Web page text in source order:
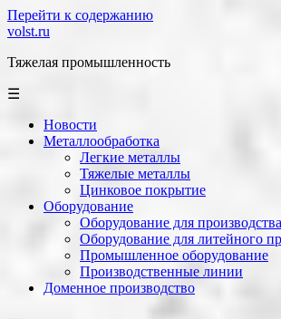
Перейти к содержанию
volst.ru
Тяжелая промышленность
☰
Новости
Металлообработка
Легкие металлы
Тяжелые металлы
Цинковое покрытие
Оборудование
Оборудование для производства
Оборудование для литейного
Промышленное оборудование
Производственные линии
Доменное производство